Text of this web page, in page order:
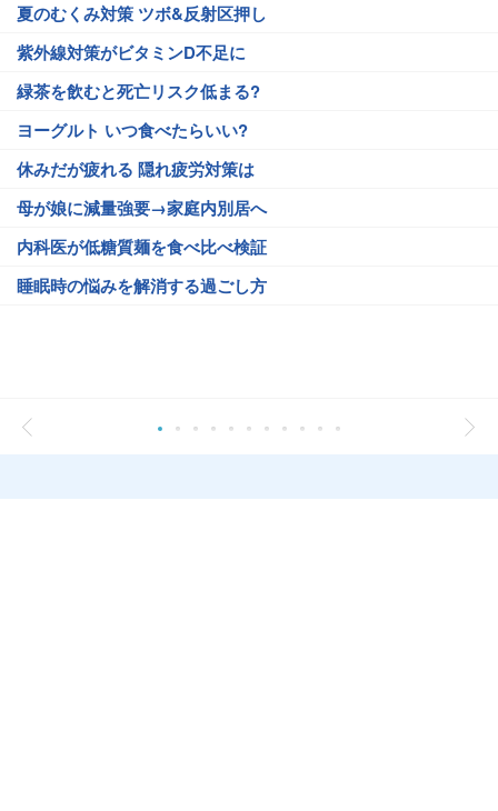
夏のむくみ対策 ツボ&反射区押し
紫外線対策がビタミンD不足に
緑茶を飲むと死亡リスク低まる?
ヨーグルト いつ食べたらいい?
休みだが疲れる 隠れ疲労対策は
母が娘に減量強要→家庭内別居へ
内科医が低糖質麺を食べ比べ検証
睡眠時の悩みを解消する過ごし方